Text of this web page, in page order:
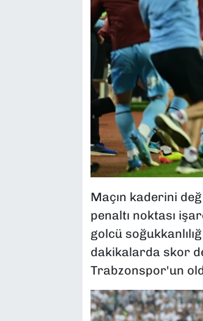
Maçın kaderini
penaltı noktası
golcü
dakikalarda skor
Trabzonspor'un